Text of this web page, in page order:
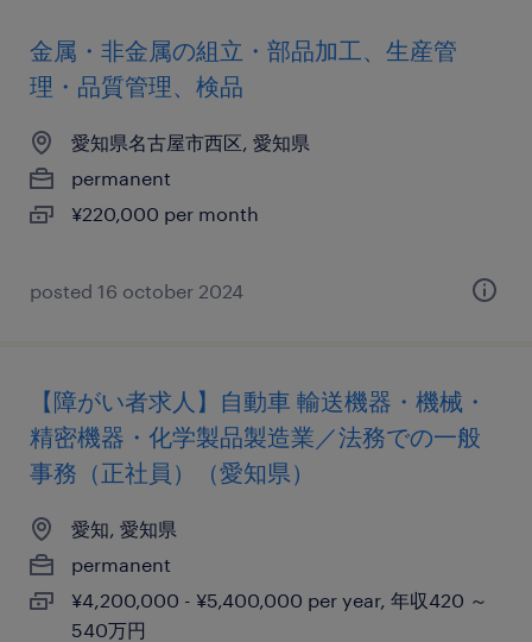
金属・非金属の組立・部品加工、生産管
理・品質管理、検品
愛知県名古屋市西区, 愛知県
permanent
¥220,000 per month
posted 16 october 2024
【障がい者求人】自動車 輸送機器・機械・
精密機器・化学製品製造業／法務での一般
事務（正社員）（愛知県）
愛知, 愛知県
permanent
¥4,200,000 - ¥5,400,000 per year, 年収420 ～
540万円